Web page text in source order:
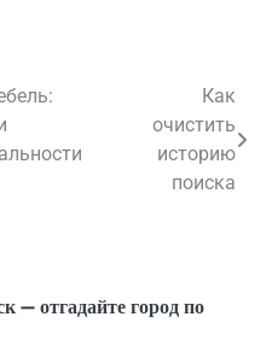
Как
очистить
историю
поиска
— отгадайте город по